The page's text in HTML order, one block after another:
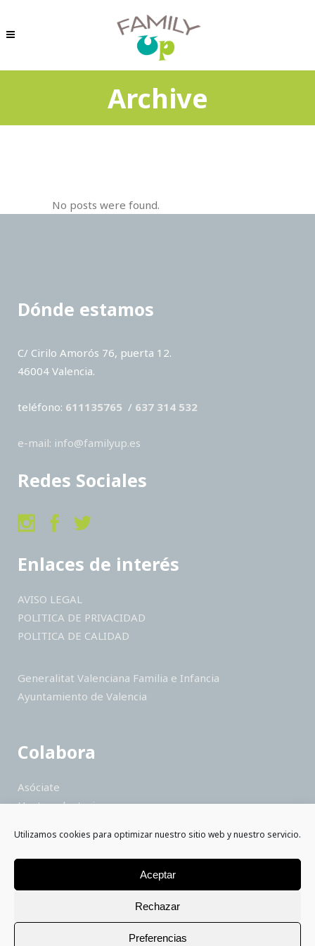
Utilizamos cookies para optimizar nuestro sitio web y nuestro servicio.
Aceptar
Rechazar
Preferencias
Archive
No posts were found.
Dónde estamos
C/ Cirilo Amorós 76, puerta 12.
46004 Valencia.
teléfono: 611135765 / 637 314 532
e-mail: info@familyup.es
Redes Sociales
Enlaces de interés
AVISO LEGAL
POLITICA DE PRIVACIDAD
POLITICA DE CALIDAD
Generalitat Valenciana Familia e Infancia
Ayuntamiento de Valencia
Colabora
Asóciate
Hazte voluntario
Colabora como empresa
Saber más